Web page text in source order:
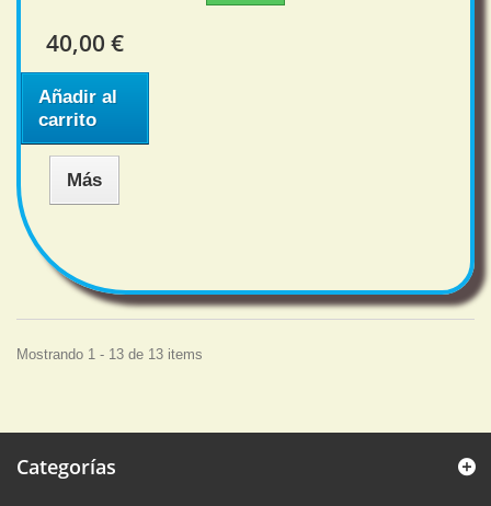
40,00 €
Añadir al
carrito
Más
Mostrando 1 - 13 de 13 items
Categorías